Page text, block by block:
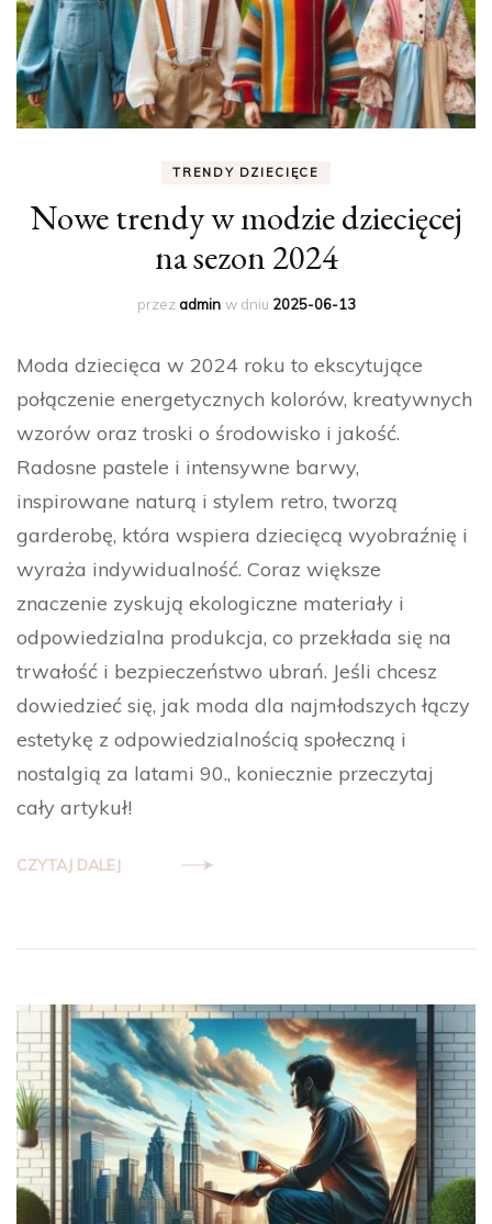
TRENDY DZIECIĘCE
Nowe trendy w modzie dziecięcej
na sezon 2024
przezadmin w dniu 2025-06-13
Moda dziecięca w 2024 roku to ekscytujące
połączenie energetycznych kolorów, kreatywnych
wzorów oraz troski o środowisko i jakość.
Radosne pastele i intensywne barwy,
inspirowane naturą i stylem retro, tworzą
garderobę, która wspiera dziecięcą wyobraźnię i
wyraża indywidualność. Coraz większe
znaczenie zyskują ekologiczne materiały i
odpowiedzialna produkcja, co przekłada się na
trwałość i bezpieczeństwo ubrań. Jeśli chcesz
dowiedzieć się, jak moda dla najmłodszych łączy
estetykę z odpowiedzialnością społeczną i
nostalgią za latami 90., koniecznie przeczytaj
cały artykuł!
CZYTAJ DALEJ